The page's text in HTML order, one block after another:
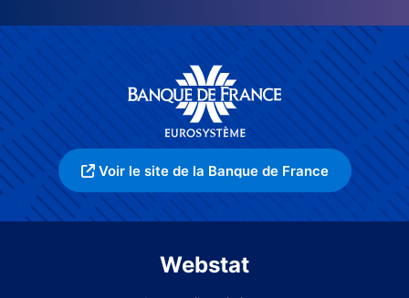
Voir le site de la Banque de France
Webstat